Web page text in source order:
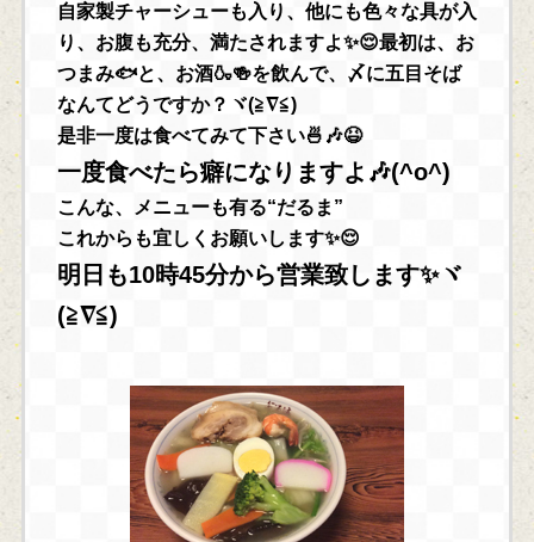
自家製チャーシューも入り、他にも色々な具が入
り、お腹も充分、満たされますよ✨😌最初は、お
つまみ🐟と、お酒🍶🍻を飲んで、〆に五目そば
なんてどうですか？ヾ(≧∇≦)
是非一度は食べてみて下さい🍜🎶😆
一度食べたら癖になりますよ🎶(^o^)
こんな、メニューも有る“だるま”
これからも宜しくお願いします✨😌
明日も10時45分から営業致します✨ヾ
(≧∇≦)